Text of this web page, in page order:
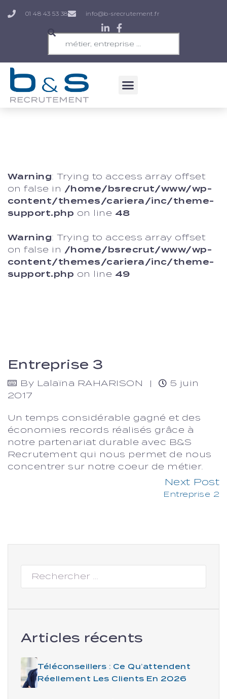
01 48 43 53 38 info@b-srecrutement.fr
Warning: Trying to access array offset
on false in /home/bsrecrut/www/wp-
content/themes/cariera/inc/theme-
support.php on line 48
Warning: Trying to access array offset
on false in /home/bsrecrut/www/wp-
content/themes/cariera/inc/theme-
support.php on line 49
Entreprise 3
By Lalaïna RAHARISON
5 juin
2017
Un temps considérable gagné et des
économies records réalisés grâce à
notre partenariat durable avec B&S
Recrutement qui nous permet de nous
concentrer sur notre coeur de métier.
Next Post
Entreprise 2
Articles récents
Téléconseillers : Ce Qu’attendent
Réellement Les Clients En 2026